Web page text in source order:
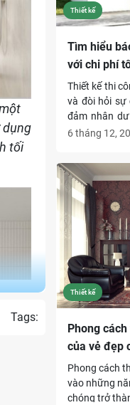
dụng
tối
Tags:
Thiết kế
Tìm hiểu
với chi phí
Thiết kế thi
và đòi hỏi sự
đảm nhận
cho chủ nhà
thầu thiết kế,
6 tháng 12,
Thiết kế
Phong
của vẻ đẹp
Phong cách
vào những
chóng trở